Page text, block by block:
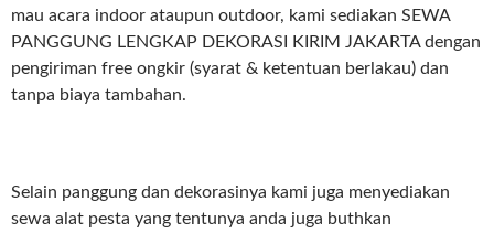
mau acara indoor ataupun outdoor, kami sediakan SEWA
PANGGUNG LENGKAP DEKORASI KIRIM JAKARTA dengan
pengiriman free ongkir (syarat & ketentuan berlakau) dan
tanpa biaya tambahan.
Selain panggung dan dekorasinya kami juga menyediakan
sewa alat pesta yang tentunya anda juga buthkan